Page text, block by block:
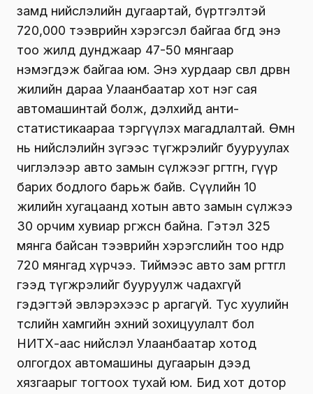
замд нийслэлийн дугаартай, бүртгэлтэй
720,000 тээврийн хэрэгсэл байгаа бөгөөд энэ
тоо жилд дунджаар 47-50 мянгаар
нэмэгдэж байгаа юм. Энэ хурдаар өсвөл дөрвөн
жилийн дараа Улаанбаатар хот нэг сая
автомашинтай болж, дэлхийд анти-
статистикаараа тэргүүлэх магадлалтай. Өмнө
нь нийслэлийн зүгээс түгжрэлийг бууруулах
чиглэлээр авто замын сүлжээг өргөтгөн, гүүр
барих бодлого барьж байв. Сүүлийн 10
жилийн хугацаанд хотын авто замын сүлжээ
30 орчим хувиар өргөжсөн байна. Гэтэл 325
мянга байсан тээврийн хэрэгслийн тоо өнөөдөр
720 мянгад хүрчээ. Тиймээс авто зам өргөтгөлөө
гээд түгжрэлийг бууруулж чадахгүй
гэдэгтэй эвлэрэхээс өөр аргагүй. Тус хуулийн
төслийн хамгийн эхний зохицуулалт бол
НИТХ-аас нийслэл Улаанбаатар хотод
олгогдох автомашины дугаарын дээд
хязгаарыг тогтоох тухай юм. Бид хот дотор